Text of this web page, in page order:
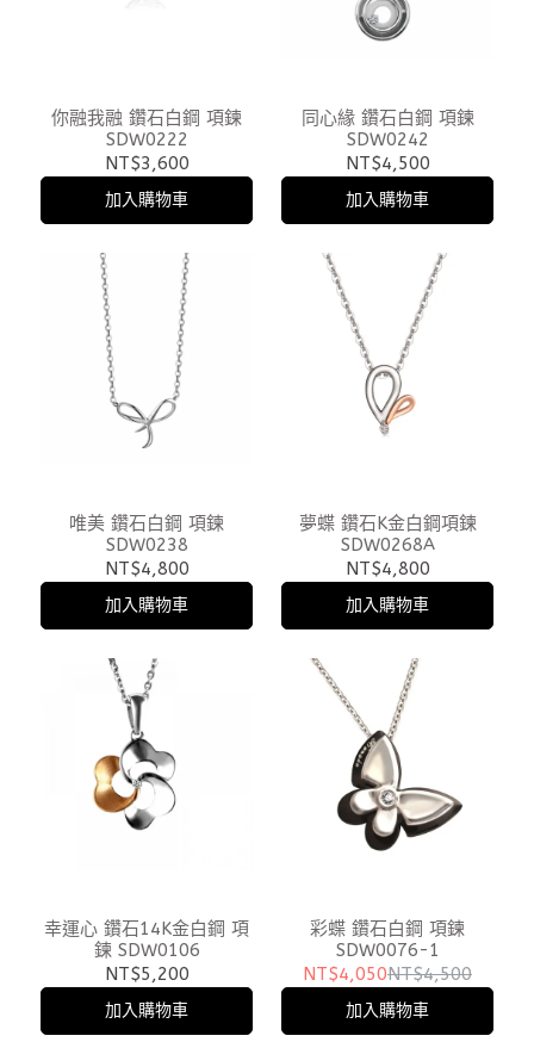
你融我融 鑽石白鋼 項鍊
SDW0222
NT$3,600
加入購物車
同心緣 鑽石白鋼 項鍊
SDW0242
NT$4,500
加入購物車
唯美 鑽石白鋼 項鍊
SDW0238
NT$4,800
加入購物車
夢蝶 鑽石K金白鋼項鍊
SDW0268A
NT$4,800
加入購物車
幸運心 鑽石14K金白鋼 項
鍊 SDW0106
NT$5,200
加入購物車
彩蝶 鑽石白鋼 項鍊
SDW0076-1
NT$4,050NT$4,500
加入購物車